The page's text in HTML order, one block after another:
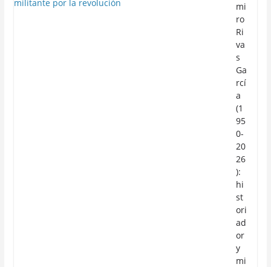
mi
ro
Ri
va
s
Ga
rcí
a
(1
95
0-
20
26
):
hi
st
ori
ad
or
y
mi